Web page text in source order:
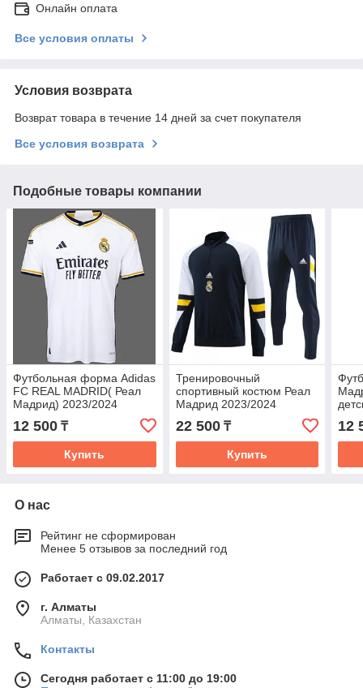
Онлайн оплата
Все условия оплаты
Условия возврата
Возврат товара в течение 14 дней за счет покупателя
Все условия возврата
Подобные товары компании
Футбольная форма Adidas
FC REAL MADRID( Реал
Мадрид) 2023/2024
12 500 ₸
Купить
Тренировочный
спортивный костюм Реал
Мадрид 2023/2024
22 500₸
Купить
12
О нас
Рейтинг не сформирован
Менее 5 отзывов за последний год
Работает с 09.02.2017
г. Алматы
Алматы, Казахстан
Контакты
Сегодня работает с 11:00 до 19:00